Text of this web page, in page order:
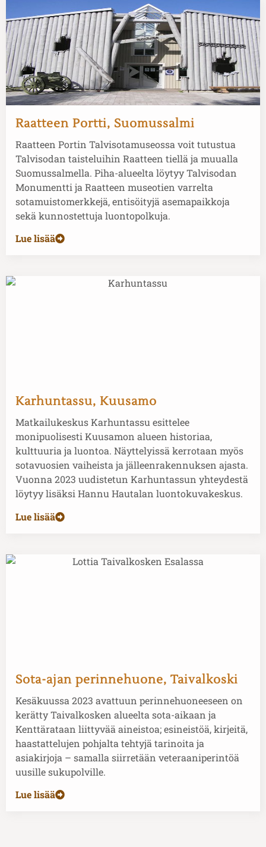
Raatteen Portti, Suomussalmi
Raatteen Portin Talvisotamuseossa voit tutustua
Talvisodan taisteluihin Raatteen tiellä ja muualla
Suomussalmella. Piha-alueelta löytyy Talvisodan
Monumentti ja Raatteen museotien varrelta
sotamuistomerkkejä, entisöityjä asemapaikkoja
sekä kunnostettuja luontopolkuja.
Lue lisää
Karhuntassu, Kuusamo
Matkailukeskus Karhuntassu esittelee
monipuolisesti Kuusamon alueen historiaa,
kulttuuria ja luontoa. Näyttelyissä kerrotaan myös
sotavuosien vaiheista ja jälleenrakennuksen ajasta.
Vuonna 2023 uudistetun Karhuntassun yhteydestä
löytyy lisäksi Hannu Hautalan luontokuvakeskus.
Lue lisää
Sota-ajan perinnehuone, Taivalkoski
Kesäkuussa 2023 avattuun perinnehuoneeseen on
kerätty Taivalkosken alueelta sota-aikaan ja
Kenttärataan liittyvää aineistoa; esineistöä, kirjeitä,
haastattelujen pohjalta tehtyjä tarinoita ja
asiakirjoja – samalla siirretään veteraaniperintöä
uusille sukupolville.
Lue lisää